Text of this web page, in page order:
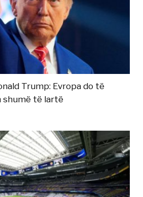
Trump: Evropa do të
shumë të lartë